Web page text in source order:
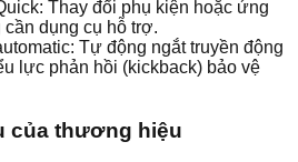
Thay đổi phụ kiện hoặc ứng
dụng cụ hỗ trợ.
Tự động ngắt truyền động
lực phản hồi (kickback) bảo vệ
của thương hiệu